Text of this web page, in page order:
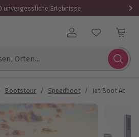
unvergessliche Erlebnisse
Benutzerkonto
Orten...
Bootstour / Speedboot / Jet Boot